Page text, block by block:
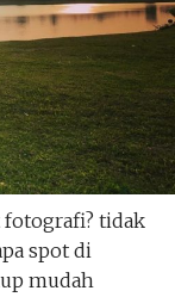
tidak
spot di
mudah